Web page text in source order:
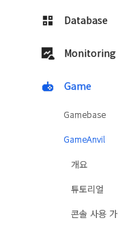
Database
Monitoring
Game
Gamebase
GameAnvil
개요
튜토리얼
콘솔 사용